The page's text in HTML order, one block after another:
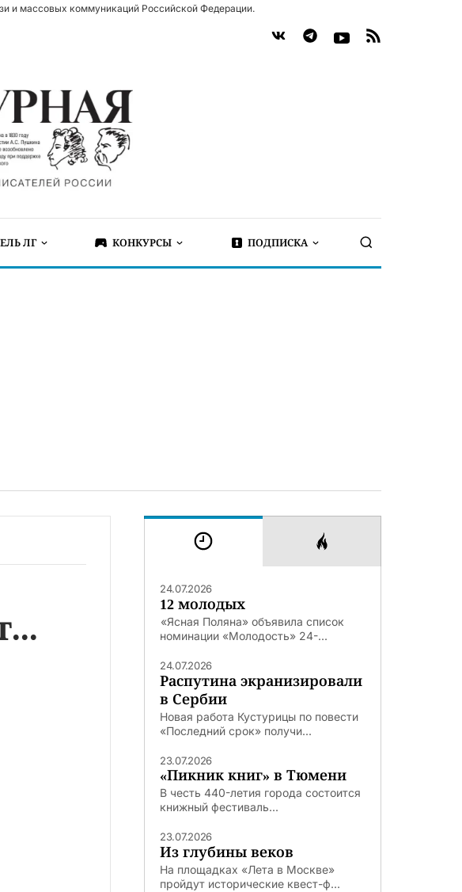
и массовых коммуникаций Российской Федерации.
ЛГ КОНКУРСЫ ПОДПИСКА
24.07.2026
12 молодых
«Ясная Поляна» объявила список
номинации «Молодость» 24-...
24.07.2026
Распутина экранизировали
в Сербии
Новая работа Кустурицы по повести
«Последний срок» получи...
23.07.2026
«Пикник книг» в Тюмени
В честь 440-летия города состоится
книжный фестиваль...
23.07.2026
Из глубины веков
На площадках «Лета в Москве»
пройдут исторические квест-ф...